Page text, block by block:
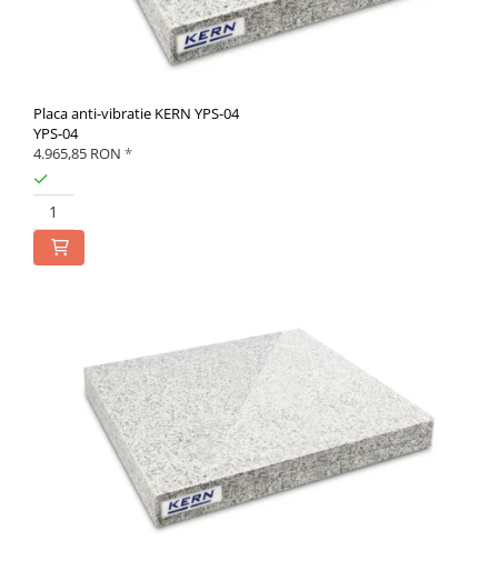
Placa anti-vibratie KERN YPS-04
YPS-04
4.965,85 RON *